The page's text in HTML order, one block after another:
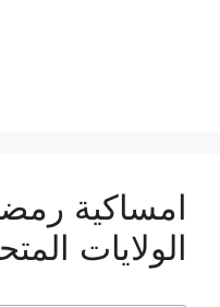
الولايات